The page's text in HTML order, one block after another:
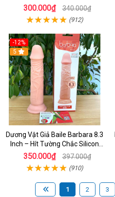
Tay Giá Rẻ
300.000₫ 340.000₫
(912)
-12%
5
Dương Vật Giả Baile Barbara 8.3
Inch – Hít Tường Chắc Silicon
Giống Thật Cực Phê Cho Nữ Giới
350.000₫ 397.000₫
(910)
1 2 3